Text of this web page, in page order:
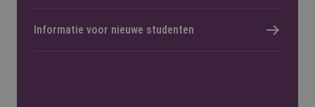
Informatie voor nieuwe studenten